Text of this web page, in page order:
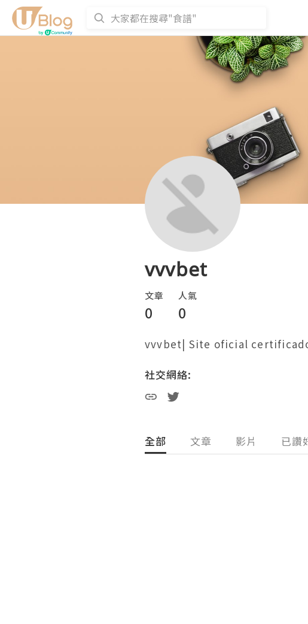
vvvbet
文章
0
人氣
0
vvvbet| Site oficial
社交網絡:
全部 文章 影片 已讚